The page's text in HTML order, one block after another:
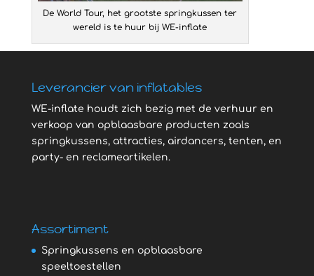
De World Tour, het grootste springkussen ter
wereld is te huur bij WE-inflate
Leverancier van inflatables
WE-inflate houdt zich bezig met de verhuur en
verkoop van opblaasbare producten zoals
springkussens, attracties, airdancers, tenten, en
party- en reclameartikelen.
Assortiment
Springkussens en opblaasbare
speeltoestellen